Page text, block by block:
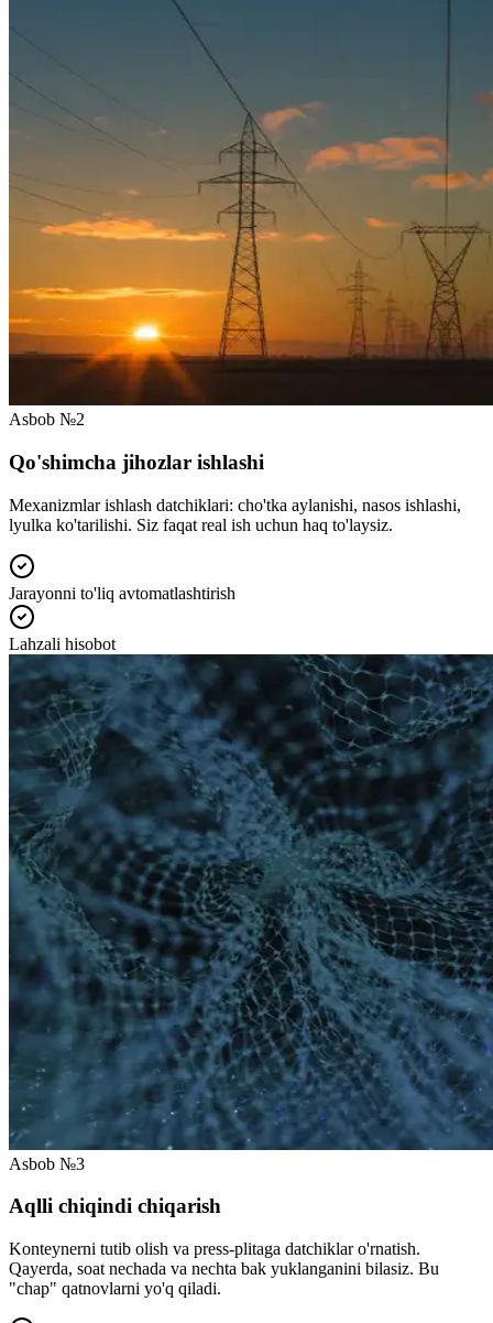
Asbob №2
Qo'shimcha jihozlar ishlashi
Mexanizmlar ishlash datchiklari: cho'tka aylanishi, nasos ishlashi,
lyulka ko'tarilishi. Siz faqat real ish uchun haq to'laysiz.
Jarayonni to'liq avtomatlashtirish
Lahzali hisobot
Asbob №3
Aqlli chiqindi chiqarish
Konteynerni tutib olish va press-plitaga datchiklar o'rnatish.
Qayerda, soat nechada va nechta bak yuklanganini bilasiz. Bu
"chap" qatnovlarni yo'q qiladi.